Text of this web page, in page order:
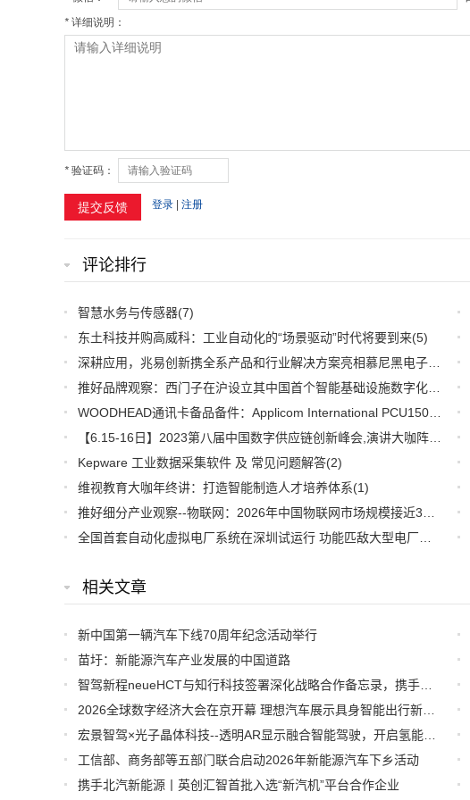
评论排行
智慧水务与传感器(7)
东土科技并购高威科：工业自动化的“场景驱动”时代将要到来(5)
Kepware 工业数据采集软件 及 常见问题解答(2)
维视教育大咖年终讲：打造智能制造人才培养体系(1)
相关文章
新中国第一辆汽车下线70周年纪念活动举行
苗圩：新能源汽车产业发展的中国道路
工信部、商务部等五部门联合启动2026年新能源汽车下乡活动
携手北汽新能源丨英创汇智首批入选“新汽机”平台合作企业